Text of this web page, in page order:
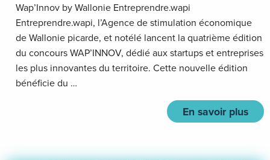
Wap’Innov by Wallonie Entreprendre.wapi
Entreprendre.wapi, l’Agence de stimulation économique
de Wallonie picarde, et notélé lancent la quatrième édition
du concours WAP’INNOV, dédié aux startups et entreprises
les plus innovantes du territoire. Cette nouvelle édition
bénéficie du …
En savoir plus